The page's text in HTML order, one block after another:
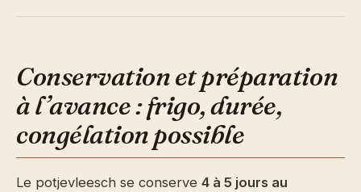
Conservation et préparation
à l’avance : frigo, durée,
congélation possible
Le potjevleesch se conserve 4 à 5 jours au